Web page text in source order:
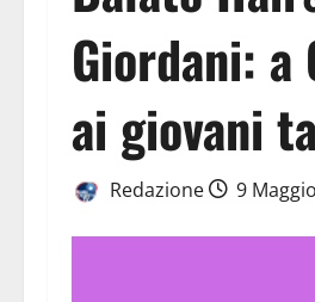
Giordani:
ai giovani
Redazione 9